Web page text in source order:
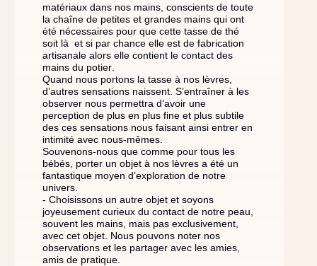
matériaux dans nos mains, conscients de toute
la chaîne de petites et grandes mains qui ont
été nécessaires pour que cette tasse de thé
soit là et si par chance elle est de fabrication
artisanale alors elle contient le contact des
mains du potier.
Quand nous portons la tasse à nos lèvres,
d’autres sensations naissent. S’entraîner à les
observer nous permettra d’avoir une
perception de plus en plus fine et plus subtile
des ces sensations nous faisant ainsi entrer en
intimité avec nous-mêmes.
Souvenons-nous que comme pour tous les
bébés, porter un objet à nos lèvres a été un
fantastique moyen d’exploration de notre
univers.
- Choisissons un autre objet et soyons
joyeusement curieux du contact de notre peau,
souvent les mains, mais pas exclusivement,
avec cet objet. Nous pouvons noter nos
observations et les partager avec les amies,
amis de pratique.